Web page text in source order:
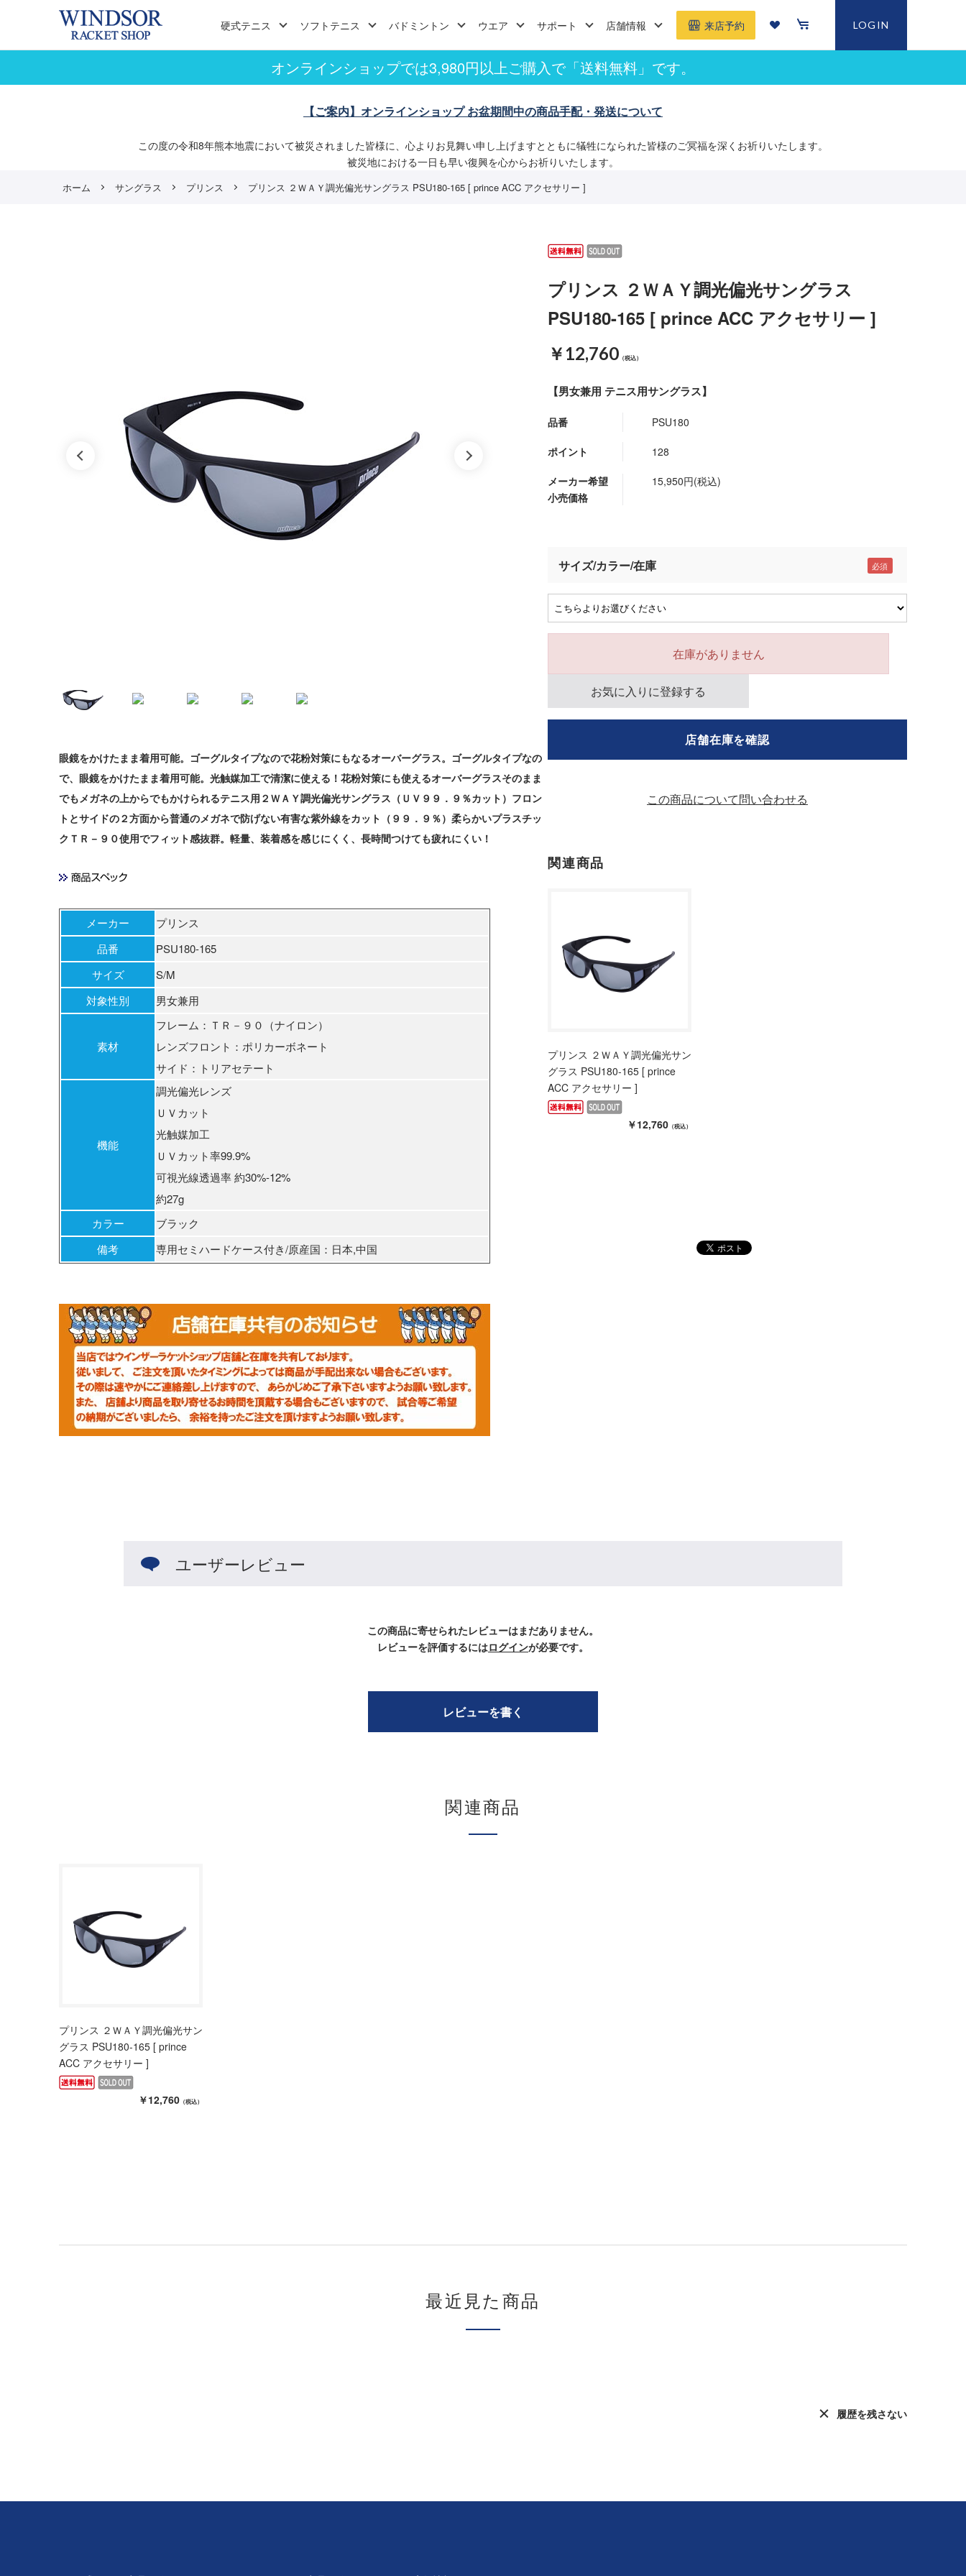
硬式テニス ソフトテニス バドミントン ウエア サポート 店舗情報 来店予約 LOGIN
オンラインショップでは3,980円以上ご購入で「送料無料」です。
【ご案内】オンラインショップ お盆期間中の商品手配・発送について
この度の令和8年熊本地震において被災されました皆様に、心よりお見舞い申し上げますとともに犠牲になられた皆様のご冥福を深くお祈りいたします。
被災地における一日も早い復興を心からお祈りいたします。
ホーム サングラス プリンス プリンス ２ＷＡＹ調光偏光サングラス PSU180-165 [ prince ACC アクセサリー ]
眼鏡をかけたまま着用可能。ゴーグルタイプなので花粉対策にもなるオーバーグラス。ゴーグルタイプなの
で、眼鏡をかけたまま着用可能。光触媒加工で清潔に使える！花粉対策にも使えるオーバーグラスそのまま
でもメガネの上からでもかけられるテニス用２ＷＡＹ調光偏光サングラス（ＵＶ９９．９％カット）フロン
トとサイドの２方面から普通のメガネで防げない有害な紫外線をカット（９９．９％）柔らかいプラスチッ
クＴＲ－９０使用でフィット感抜群。軽量、装着感を感じにくく、長時間つけても疲れにくい！
メーカー
プリンス
品番
PSU180-165
サイズ
S/M
対象性別
男女兼用
素材
フレーム：ＴＲ－９０（ナイロン）
レンズフロント：ポリカーボネート
サイド：トリアセテート
機能
調光偏光レンズ
ＵＶカット
光触媒加工
ＵＶカット率99.9%
可視光線透過率 約30%-12%
約27g
カラー
ブラック
備考
専用セミハードケース付き/原産国：日本,中国
【男女兼用 テニス用サングラス】
プリンス ２ＷＡＹ調光偏光サングラス
PSU180-165 [ prince ACC アクセサリー ]
￥12,760 （税込）
品番 PSU180
ポイント 128
メーカー希望
小売価格
15,950円(税込)
サイズ/カラー/在庫
在庫がありません
関連商品
プリンス ２ＷＡＹ調光偏光サン
グラス PSU180-165 [ prince
ACC アクセサリー ]
￥12,760 （税込）
この商品について問い合わせる
お気に入りに登録する
店舗在庫を確認
ユーザーレビュー
この商品に寄せられたレビューはまだありません。
レビューを評価するにはログインが必要です。
レビューを書く
関連商品
プリンス ２ＷＡＹ調光偏光サン
グラス PSU180-165 [ prince
ACC アクセサリー ]
￥12,760 （税込）
最近見た商品
履歴を残さない